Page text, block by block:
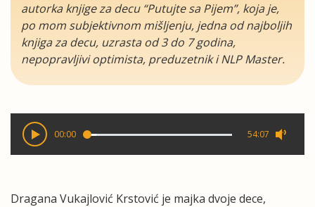
autorka knjige za decu “Putujte sa Pijem”, koja je,
po mom subjektivnom mišljenju, jedna od najboljih
knjiga za decu, uzrasta od 3 do 7 godina,
nepopravljivi optimista, preduzetnik i NLP Master.
00:00 54:07
Dragana Vukajlović Krstović je majka dvoje dece,